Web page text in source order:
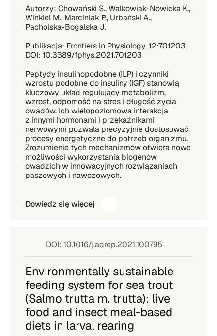
Autorzy: Chowański S., Walkowiak-Nowicka K.,
Winkiel M., Marciniak P., Urbański A.,
Pacholska-Bogalska J.
Publikacja: Frontiers in Physiology, 12:701203,
DOI: 10.3389/fphys.2021.701203
Peptydy insulinopodobne (ILP) i czynniki
wzrostu podobne do insuliny (IGF) stanowią
kluczowy układ regulujący metabolizm,
wzrost, odporność na stres i długość życia
owadów. Ich wielopoziomowa interakcja
z innymi hormonami i przekaźnikami
nerwowymi pozwala precyzyjnie dostosować
procesy energetyczne do potrzeb organizmu.
Zrozumienie tych mechanizmów otwiera nowe
możliwości wykorzystania biogenów
owadzich w innowacyjnych rozwiązaniach
paszowych i nawozowych.
Dowiedz się więcej
DOI: 10.1016/j.aqrep.2021.100795
Environmentally sustainable
feeding system for sea trout
(Salmo trutta m. trutta): live
food and insect meal-based
diets in larval rearing